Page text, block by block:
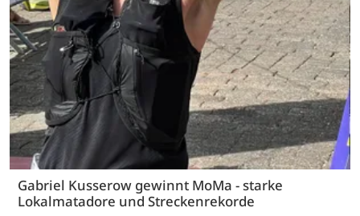
Gabriel Kusserow gewinnt MoMa - starke
Lokalmatadore und Streckenrekorde